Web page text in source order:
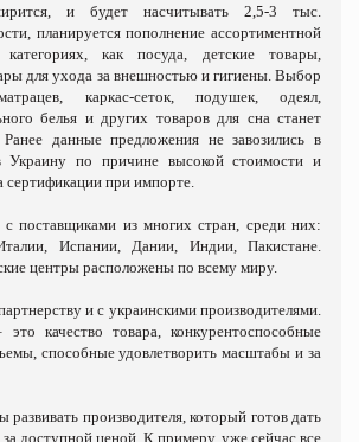
и будет насчитывать 2,5-3 тыс.
планируется пополнение ассортиментной
как посуда, детские товары,
для ухода за внешностью и гигиены. Выбор
каркас-сеток, подушек, одеял,
белья и других товаров для сна станет
данные предложения не завозились в
по причине высокой стоимости и
сертификации при импорте.
с поставщиками из многих стран, среди них:
Испании, Дании, Индии, Пакистане.
центры расположены по всему миру.
и с украинскими производителями.
качество товара, конкурентоспособные
способные удовлетворить масштабы и за
производителя, который готов дать
за доступной ценой. К примеру, уже сейчас все